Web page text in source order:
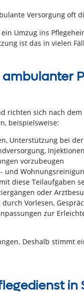
Versorgung oft
Umzug ins
ist das in vielen
richten sich nach
beispielsweise:
Unterstützung bei
vorzubeugen
und
diese Teilaufgaben
oder
Vorlesen,
zur
Deshalb stimmt
in